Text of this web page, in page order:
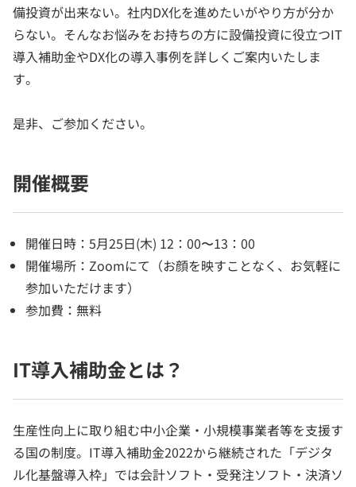
備投資が出来ない。社内DX化を進めたいがやり方が分か
らない。そんなお悩みをお持ちの方に設備投資に役立つIT
導入補助金やDX化の導入事例を詳しくご案内いたしま
す。
是非、ご参加ください。
開催概要
開催日時：5月25日(木) 12：00〜13：00
開催場所：Zoomにて（お顔を映すことなく、お気軽に
参加いただけます）
参加費：無料
IT導入補助金とは？
生産性向上に取り組む中小企業・小規模事業者等を支援す
る国の制度。IT導入補助金2022から継続された「デジタ
ル化基盤導入枠」では会計ソフト・受発注ソフト・決済ソ